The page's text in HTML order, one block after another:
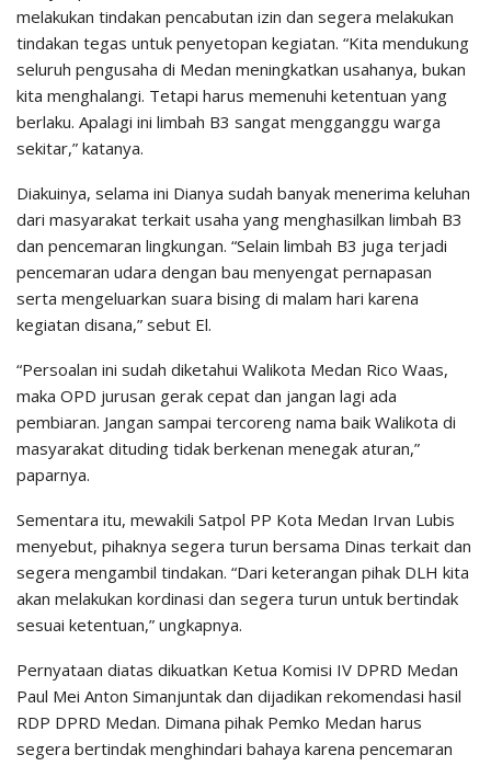
melakukan tindakan pencabutan izin dan segera melakukan
tindakan tegas untuk penyetopan kegiatan. “Kita mendukung
seluruh pengusaha di Medan meningkatkan usahanya, bukan
kita menghalangi. Tetapi harus memenuhi ketentuan yang
berlaku. Apalagi ini limbah B3 sangat mengganggu warga
sekitar,” katanya.
Diakuinya, selama ini Dianya sudah banyak menerima keluhan
dari masyarakat terkait usaha yang menghasilkan limbah B3
dan pencemaran lingkungan. “Selain limbah B3 juga terjadi
pencemaran udara dengan bau menyengat pernapasan
serta mengeluarkan suara bising di malam hari karena
kegiatan disana,” sebut El.
“Persoalan ini sudah diketahui Walikota Medan Rico Waas,
maka OPD jurusan gerak cepat dan jangan lagi ada
pembiaran. Jangan sampai tercoreng nama baik Walikota di
masyarakat dituding tidak berkenan menegak aturan,”
paparnya.
Sementara itu, mewakili Satpol PP Kota Medan Irvan Lubis
menyebut, pihaknya segera turun bersama Dinas terkait dan
segera mengambil tindakan. “Dari keterangan pihak DLH kita
akan melakukan kordinasi dan segera turun untuk bertindak
sesuai ketentuan,” ungkapnya.
Pernyataan diatas dikuatkan Ketua Komisi IV DPRD Medan
Paul Mei Anton Simanjuntak dan dijadikan rekomendasi hasil
RDP DPRD Medan. Dimana pihak Pemko Medan harus
segera bertindak menghindari bahaya karena pencemaran